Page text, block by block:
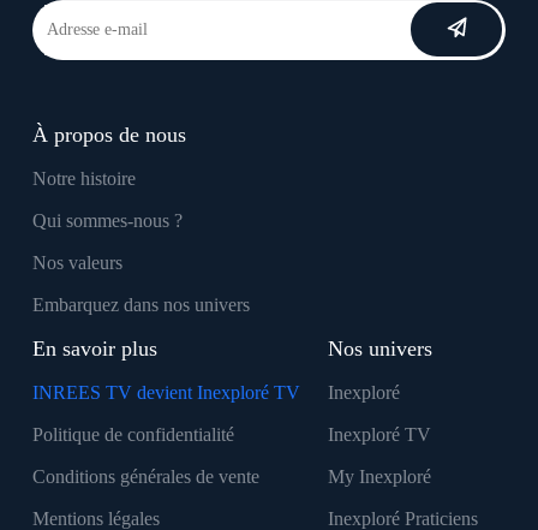
À propos de nous
Notre histoire
Qui sommes-nous ?
Nos valeurs
Embarquez dans nos univers
En savoir plus
INREES TV devient Inexploré TV
Politique de confidentialité
Conditions générales de vente
Mentions légales
Nos univers
Inexploré
Inexploré TV
My Inexploré
Inexploré Praticiens